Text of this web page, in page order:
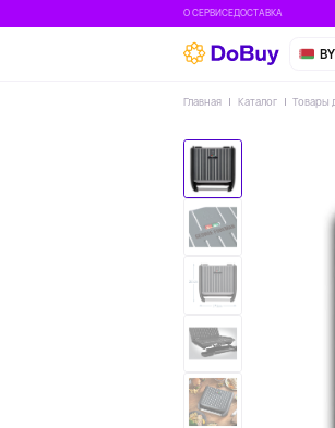
О СЕРВИСЕДОСТАВКА
BY
Главная Каталог Товары